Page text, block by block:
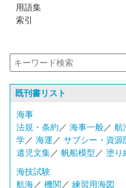
用語集
索引
既刊書リスト
海事
法規・条約 ／ 海事一般／ 航
学／ 海運 ／ サブシー・資源
遺児文集／ 帆船模型 ／ 塗り
海技試験
航海／ 機関 ／ 練習用海図